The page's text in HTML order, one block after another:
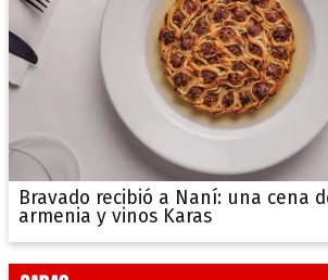
Bravado recibió a Naní: una cena
armenia y vinos Karas